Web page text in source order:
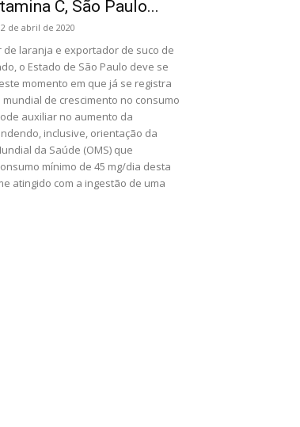
C, São Paulo...
2 de abril de 2020
laranja e exportador de suco de
o Estado de São Paulo deve se
momento em que já se registra
de crescimento no consumo
auxiliar no aumento da
inclusive, orientação da
da Saúde (OMS) que
mínimo de 45 mg/dia desta
atingido com a ingestão de uma